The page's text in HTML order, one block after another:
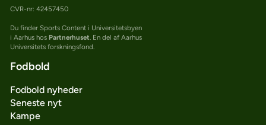
CVR-nr: 42457450
Du finder Sports Content i Universitetsbyen
i Aarhus hos Partnerhuset. En del af Aarhus
Universitets forskningsfond.
Fodbold
Fodbold nyheder
Seneste nyt
Kampe